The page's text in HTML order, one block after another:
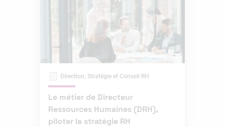
Direction, Stratégie et Conseil RH
Le métier de Directeur
Ressources Humaines (DRH),
piloter la stratégie RH